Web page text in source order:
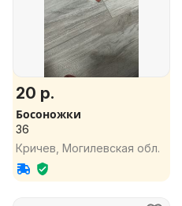
20 р.
Босоножки
36
Кричев, Могилевская обл.